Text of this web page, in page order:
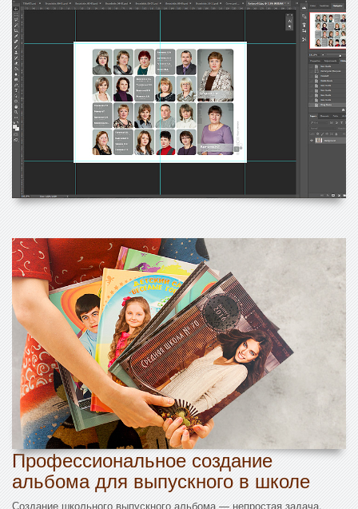
Профессиональное создание
альбома для выпускного в школе
Создание школьного выпускного альбома — непростая задача,